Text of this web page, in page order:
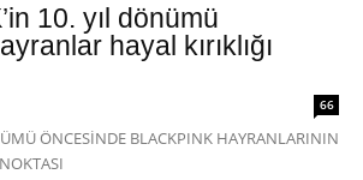
10. yıl dönümü
hayal kırıklığı
66
ÖNCESİNDE BLACKPINK HAYRANLARININ